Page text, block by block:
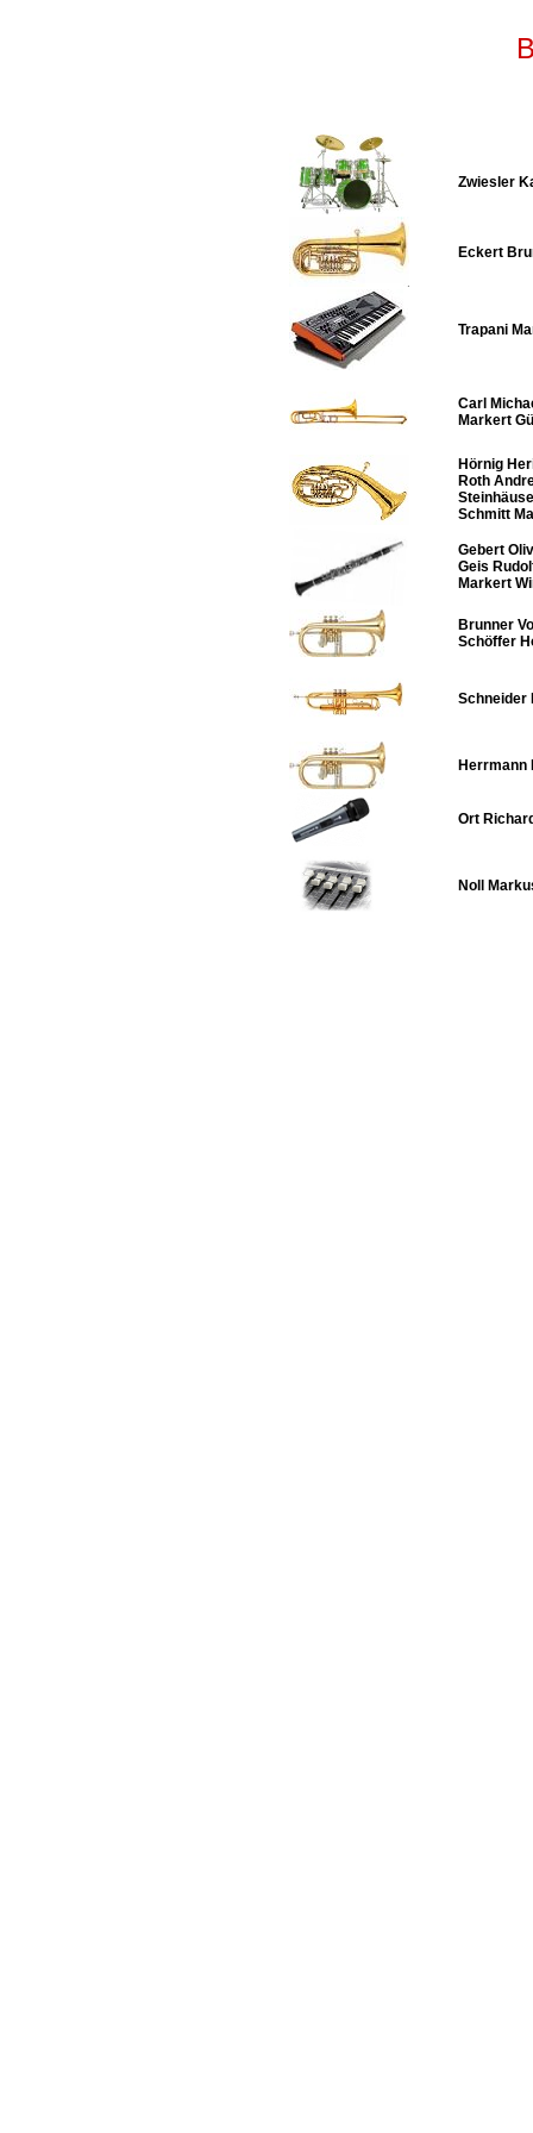
Zwiesler
Eckert
Trapani
Carl
Markert
Hörnig
Roth
Schmitt
Gebert
Geis
Markert
Brunner
Schöffer
Schneider
Herrmann
Ort
Noll